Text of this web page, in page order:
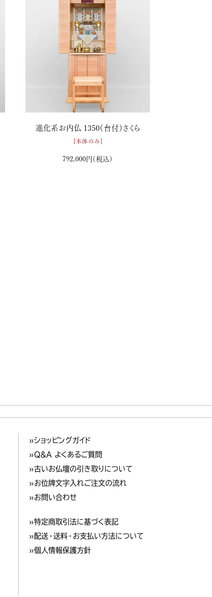
進化系お内仏 1350（台付）さくら
[本体のみ]
792,000円（税込）
»ショッピングガイド
»Q&A よくあるご質問
»古いお仏壇の引き取りについて
»お位牌文字入れご注文の流れ
»お問い合わせ
»特定商取引法に基づく表記
»配送・送料・お支払い方法について
»個人情報保護方針